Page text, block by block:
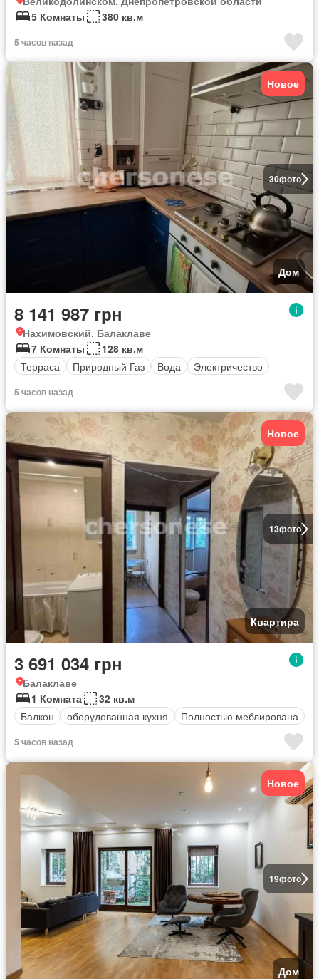
5 Комнаты
380 кв.м
5 часов назад
30фото
Новое
Дом
8 141 987 грн
Нахимовский, Балаклаве
7 Комнаты
128 кв.м
Терраса
Природный Газ Вода Электричество
5 часов назад
13фото
Новое
Квартира
3 691 034 грн
Балаклаве
1 Комната
32 кв.м
Балкон
оборудованная кухня Полностью меблирована
5 часов назад
19фото
Новое
Дом